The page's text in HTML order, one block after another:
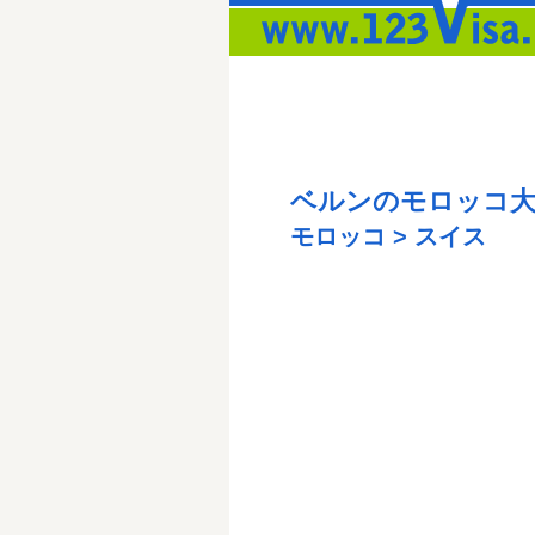
ベルンのモロッコ
モロッコ > スイス